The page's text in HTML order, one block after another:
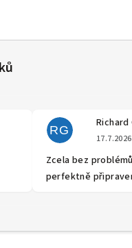
obchodu je 5 z 5 hvězdiček.
RG
17.7.2026
Zcela bez
perfektně